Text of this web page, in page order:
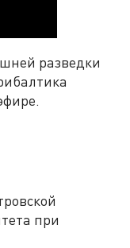
разведки
.
при